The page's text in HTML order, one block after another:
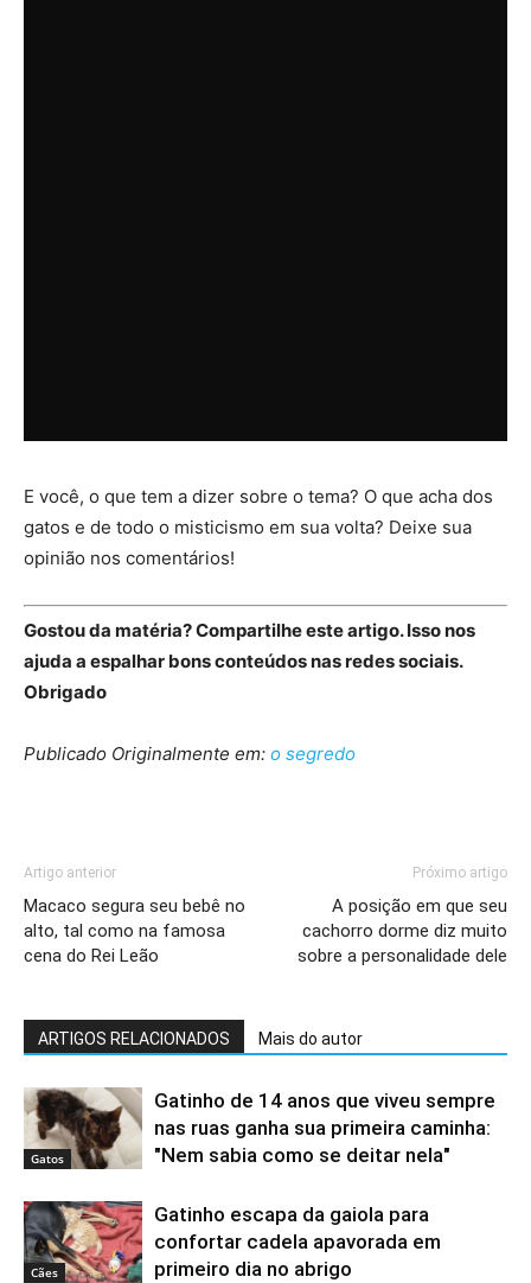
E você, o que tem a dizer sobre o tema? O que acha dos
gatos e de todo o misticismo em sua volta? Deixe sua
opinião nos comentários!
Gostou da matéria? Compartilhe este artigo. Isso nos
ajuda a espalhar bons conteúdos nas redes sociais.
Obrigado
Publicado Originalmente em: o segredo
Artigo anterior
Macaco segura seu bebê no
alto, tal como na famosa
cena do Rei Leão
Próximo artigo
A posição em que seu
cachorro dorme diz muito
sobre a personalidade dele
ARTIGOS RELACIONADOS Mais do autor
Gatos
Gatinho de 14 anos que viveu sempre
nas ruas ganha sua primeira caminha:
"Nem sabia como se deitar nela"
Cães
Gatinho escapa da gaiola para
confortar cadela apavorada em
primeiro dia no abrigo